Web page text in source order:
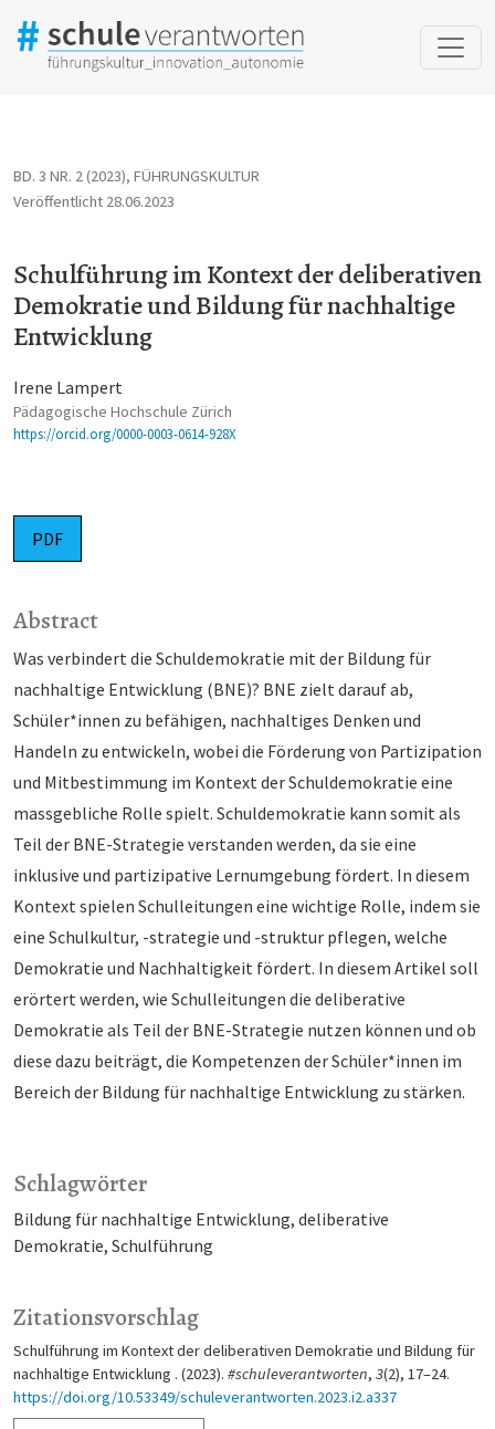
BD. 3 NR. 2 (2023), FÜHRUNGSKULTUR
Schulführung im Kontext der deliberativen
Demokratie und Bildung für nachhaltige
Entwicklung
Veröffentlicht 28.06.2023
Irene Lampert
Pädagogische Hochschule Zürich
https://orcid.org/0000-0003-0614-928X
PDF
Schlagwörter
Bildung für nachhaltige Entwicklung deliberative
Demokratie Schulführung
Zitationsvorschlag
Schulführung im Kontext der deliberativen Demokratie und Bildung für
nachhaltige Entwicklung . (2023). #schuleverantworten, 3(2), 17–24.
https://doi.org/10.53349/schuleverantworten.2023.i2.a337
Abstract
Was verbindert die Schuldemokratie mit der Bildung für
nachhaltige Entwicklung (BNE)? BNE zielt da­rauf ab,
Schüler*innen zu befähigen, nachhaltiges Denken und
Handeln zu entwickeln, wobei die För­de­rung von Partizipation
und Mitbestimmung im Kontext der Schuldemokratie eine
massgebliche Rolle spielt. Schul­demokratie kann somit als
Teil der BNE-Strategie verstanden werden, da sie eine
inklusive und par­tizipative Lernumgebung fördert. In diesem
Kontext spielen Schulleitungen eine wichtige Rolle, in­dem sie
eine Schulkultur, -strategie und -struktur pflegen, welche
Demokratie und Nachhaltigkeit för­dert. In diesem Artikel soll
erörtert werden, wie Schulleitungen die deliberative
Demokratie als Teil der BNE-Strategie nutzen können und ob
diese dazu beiträgt, die Kompetenzen der Schüler*innen im
Be­reich der Bildung für nachhaltige Entwicklung zu stärken.